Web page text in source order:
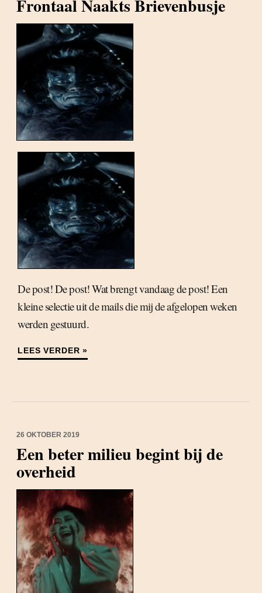
Frontaal Naakts Brievenbusje
De post! De post! Wat brengt vandaag de post! Een
kleine selectie uit de mails die mij de afgelopen weken
werden gestuurd.
LEES VERDER »
26 OKTOBER 2019
Een beter milieu begint bij de
overheid